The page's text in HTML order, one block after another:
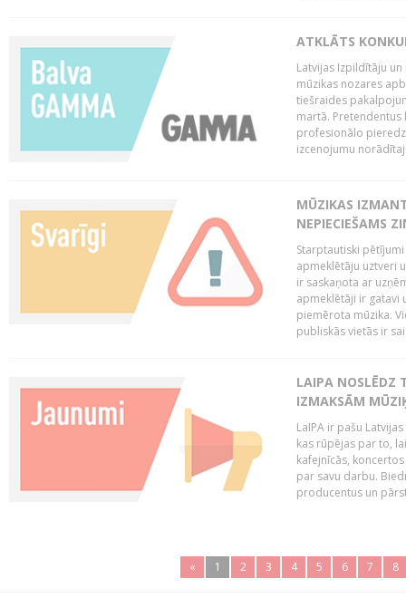
ATKLĀTS
Latvijas Izpildītāju
mūzikas nozares
tiešraides
martā. Pretendentus
profesionālo
izcenojumu
MŪZIKAS
NEPIECIEŠAMS
Starptautiski
apmeklētāju uztveri
ir saskaņota ar
apmeklētāji ir gatavi
piemērota mūzika.
publiskās vietās ir
LAIPA NOSLĒDZ
IZMAKSĀM
LaIPA ir pašu
kas rūpējas par to,
kafejnīcās,
par savu darbu.
producentus un
« 1 2 3 4 5 6 7 8